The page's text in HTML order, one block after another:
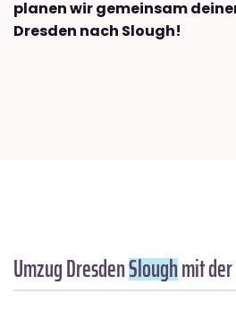
planen wir gemeinsam
Dresden nach Slough!
Umzug DresdenSloughmit